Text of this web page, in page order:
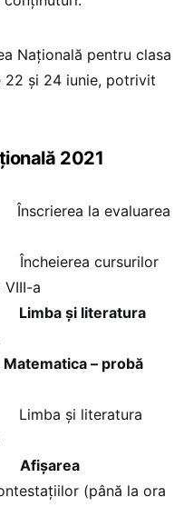
Națională pentru clasa
22 și 24 iunie, potrivit
2021
la evaluarea
cursurilor
a
Limba și literatura
– probă
și literatura
Afișarea
(până la ora